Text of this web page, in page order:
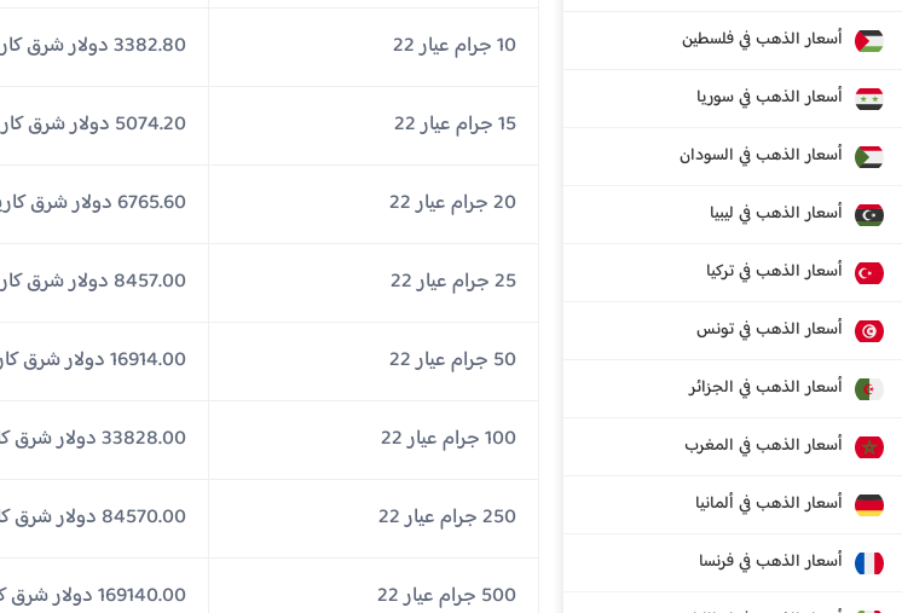
أسعار الذهب في فلسطين
أسعار الذهب في سوريا
أسعار الذهب في السودان
أسعار الذهب في ليبيا
أسعار الذهب في تركيا
أسعار الذهب في تونس
أسعار الذهب في الجزائر
أسعار الذهب في المغرب
أسعار الذهب في ألمانيا
أسعار الذهب في فرنسا
10 جرام عيار 22 3382.80 دولار شرق كاريبي
15 جرام عيار 22 5074.20 دولار شرق كاريبي
20 جرام عيار 22 6765.60 دولار شرق كاريبي
25 جرام عيار 22 8457.00 دولار شرق كاريبي
50 جرام عيار 22 16914.00 دولار شرق كاريبي
100 جرام عيار 22 33828.00 دولار شرق كاريبي
250 جرام عيار 22 84570.00 دولار شرق كاريبي
500 جرام عيار 22 169140.00 دولار شرق كاريبي